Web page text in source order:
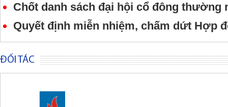
Chốt danh sách đại hội cổ đông thường
Quyết định miễn nhiệm, chấm dứt Hợp
ĐỐI TÁC